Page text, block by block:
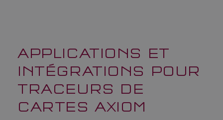
APPLICATIONS ET
INTÉGRATIONS POUR
TRACEURS DE
CARTES AXIOM